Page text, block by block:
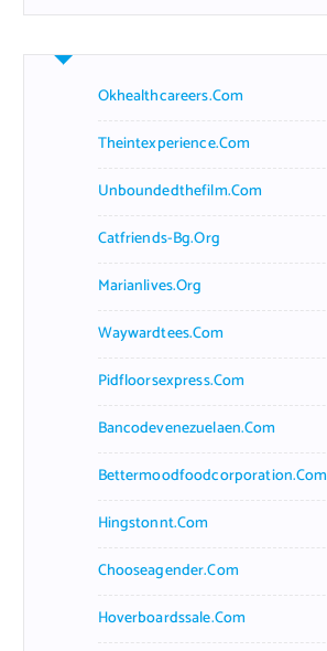
r
h
Okhealthcareers.com
Theintexperience.com
Unboundedthefilm.com
Catfriends-Bg.org
Marianlives.org
Waywardtees.com
Pidfloorsexpress.com
Bancodevenezuelaen.com
Bettermoodfoodcorporation.com
Hingstonnt.com
Chooseagender.com
Hoverboardssale.com